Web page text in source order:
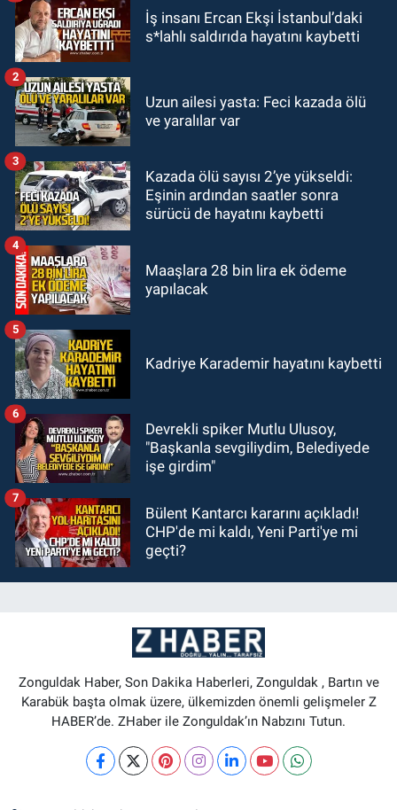
17:45Kozlu Belediyespor, Tezcan
Gökmen'i kadrosuna kattı
17:39Şampiyondan GMİS'e
Zonguldak
13:39
görevinden ayrıldı.
İş insanı Ercan Ekşi İstanbul’daki
s*lahlı saldırıda hayatını kaybetti
Uzun ailesi yasta: Feci kazada ölü
ve yaralılar var
2
Kazada ölü sayısı 2’ye yükseldi:
Eşinin ardından saatler sonra
sürücü de hayatını kaybetti
3
Maaşlara 28 bin lira ek ödeme
yapılacak
4
Kadriye Karademir hayatını kaybetti
5
Devrekli spiker Mutlu Ulusoy,
"Başkanla sevgiliydim, Belediyede
işe girdim"
6
Bülent Kantarcı kararını açıkladı!
CHP'de mi kaldı, Yeni Parti'ye mi
geçti?
7
Zonguldak Haber, Son Dakika Haberleri, Zonguldak , Bartın ve
Karabük başta olmak üzere, ülkemizden önemli gelişmeler Z
HABER’de. ZHaber ile Zonguldak’ın Nabzını Tutun.